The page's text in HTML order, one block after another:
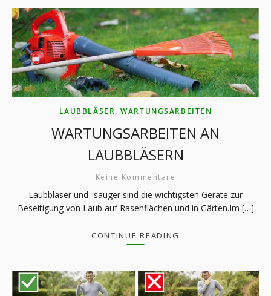
LAUBBLÄSER,WARTUNGSARBEITEN
WARTUNGSARBEITEN AN
LAUBBLÄSERN
Keine Kommentare
Laubbläser und -sauger sind die wichtigsten Geräte zur
Beseitigung von Laub auf Rasenflächen und in Gärten.Im […]
CONTINUE READING